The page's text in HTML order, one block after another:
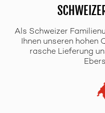
Als Schweizer
Ihnen unseren
rasche Lieferung